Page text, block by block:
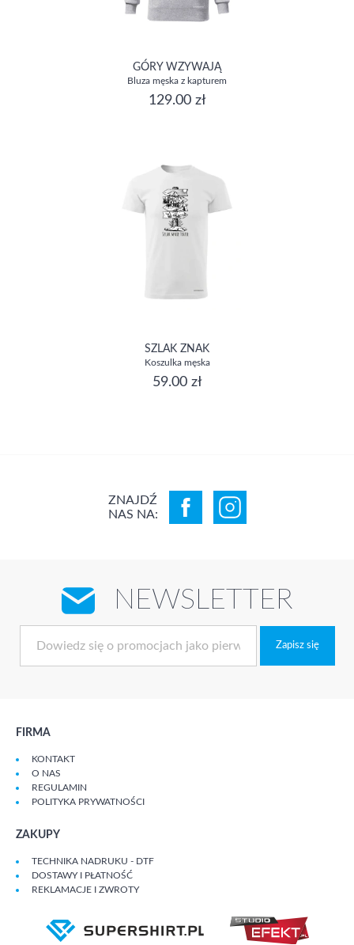
GÓRY WZYWAJĄ
Bluza męska z kapturem
129.00 zł
SZLAK ZNAK
Koszulka męska
59.00 zł
ZNAJDŹ
NAS NA:
NEWSLETTER
Zapisz się
FIRMA
KONTAKT
O NAS
REGULAMIN
POLITYKA PRYWATNOŚCI
ZAKUPY
TECHNIKA NADRUKU - DTF
DOSTAWY I PŁATNOŚĆ
REKLAMACJE I ZWROTY